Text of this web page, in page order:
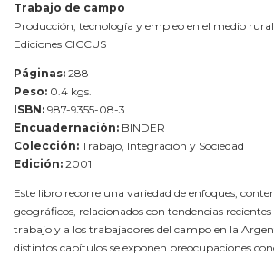
Trabajo de campo
Producción, tecnología y empleo en el medio rural
Ediciones CICCUS
Páginas: 288
Peso: 0.4 kgs.
ISBN: 987-9355-08-3
Encuadernación: BINDER
Colección: Trabajo, Integración y Sociedad
Edición: 2001
Este libro recorre una variedad de enfoques,
geográficos, relacionados con tendencias
trabajo y a los trabajadores del campo en la
distintos capítulos se exponen preocupaciones